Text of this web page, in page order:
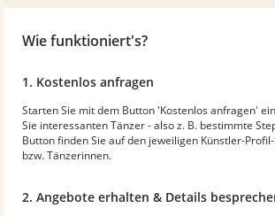
Wie funktioniert's?
1. Kostenlos anfragen
Starten Sie mit dem Button 'Kostenlos anfragen'
Sie interessanten Tänzer - also z. B. bestimmte
Button finden Sie auf den jeweiligen Künstler-
bzw. Tänzerinnen.
2. Angebote erhalten & Details